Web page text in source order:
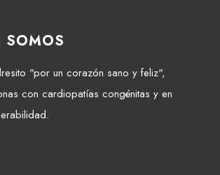
SOMOS
"por un corazón sano y feliz",
con cardiopatías congénitas y en